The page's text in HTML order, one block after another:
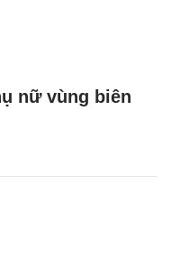
nữ vùng biên